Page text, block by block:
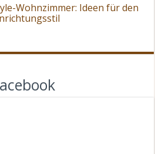
Wohnzimmer: Ideen für den